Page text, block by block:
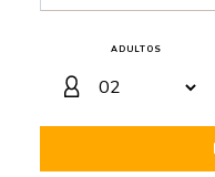
ADULTOS